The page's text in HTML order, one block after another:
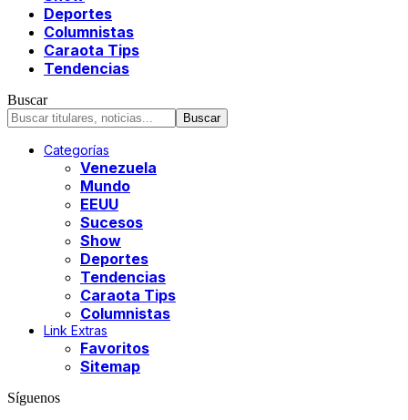
Deportes
Columnistas
Caraota Tips
Tendencias
Buscar
Categorías
Venezuela
Mundo
EEUU
Sucesos
Show
Deportes
Tendencias
Caraota Tips
Columnistas
Link Extras
Favoritos
Sitemap
Síguenos